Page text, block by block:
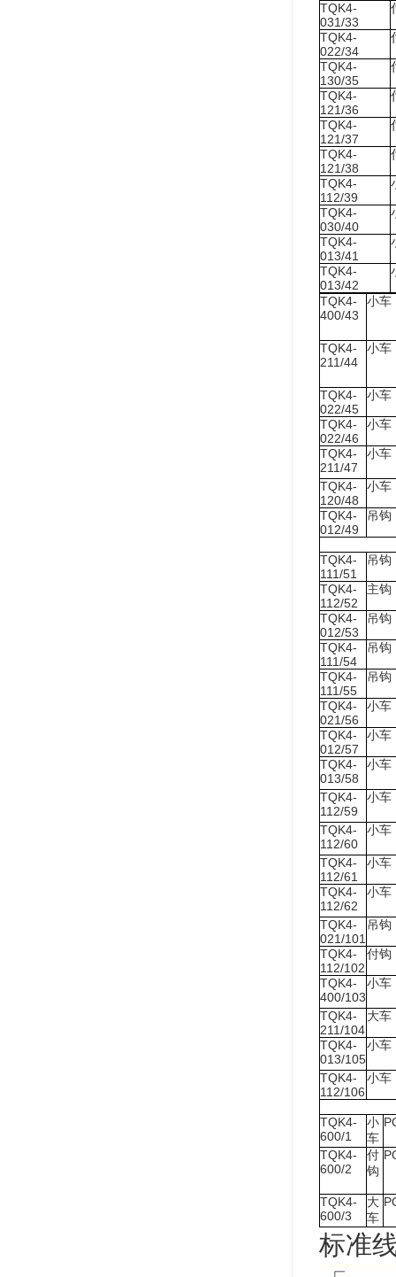
TQK4-
031/33
TQK4-
022/34
TQK4-
130/35
TQK4-
121/36
TQK4-
121/37
TQK4-
121/38
TQK4-
112/39
TQK4-
030/40
TQK4-
013/41
TQK4-
013/42
TQK4-
400/43
小车
TQK4-
211/44
小车
TQK4-
022/45
小车
TQK4-
022/46
小车
TQK4-
211/47
小车
TQK4-
120/48
小车
TQK4-
012/49
吊钩
TQK4-
111/51
吊钩
TQK4-
112/52
主钩
TQK4-
012/53
吊钩
TQK4-
111/54
吊钩
TQK4-
111/55
吊钩
TQK4-
021/56
小车
TQK4-
012/57
小车
TQK4-
013/58
小车
TQK4-
112/59
小车
TQK4-
112/60
小车
TQK4-
112/61
小车
TQK4-
112/62
小车
TQK4-
021/101
吊钩
TQK4-
112/102
付钩
TQK4-
400/103
小车
TQK4-
211/104
大车
TQK4-
013/105
小车
TQK4-
112/106
小车
TQK4-
600/1
小
车
TQK4-
600/2
付
钩
TQK4-
600/3
大
车
标准